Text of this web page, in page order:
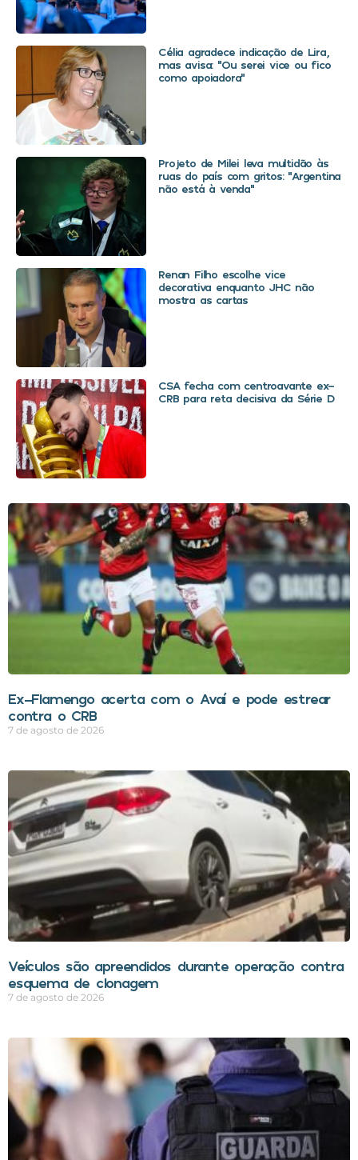
Célia agradece indicação de Lira,
mas avisa: “Ou serei vice ou fico
como apoiadora”
Projeto de Milei leva multidão às
ruas do país com gritos: “Argentina
não está à venda”
Renan Filho escolhe vice
decorativa enquanto JHC não
mostra as cartas
CSA fecha com centroavante ex-
CRB para reta decisiva da Série D
Ex-Flamengo acerta com o Avaí e pode estrear
contra o CRB
7 de agosto de 2026
Veículos são apreendidos durante operação contra
esquema de clonagem
7 de agosto de 2026